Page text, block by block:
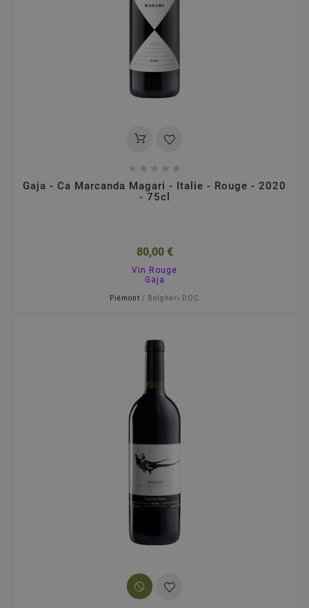
    
Gaja - Ca Marcanda Magari - Italie - Rouge - 2020
- 75cl
80,00 €
Vin Rouge
Gaja
Piémont / Bolgheri DOC